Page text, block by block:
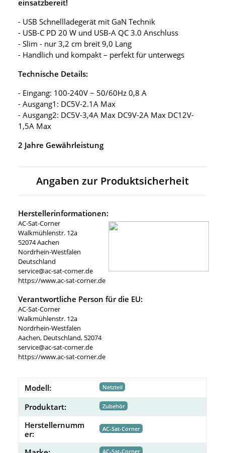
einsatzbereit!
- USB Schnellladegerät mit GaN Technik
- USB-C PD 20 W und USB-A QC 3.0 Anschluss
- Slim - nur 3,2 cm breit 9,0 Lang
- Handlich und kompakt – perfekt für unterwegs
Technische Details:
- Eingang: 100-240V ~ 50/60Hz 0,8 A
- Ausgang1: DC5V-2.1A Max
- Ausgang2: DC5V-3,4A Max DC9V-2A Max DC12V-
1,5A Max
2 Jahre Gewährleistung
Angaben zur Produktsicherheit
Herstellerinformationen:
AC-Sat-Corner
Walkmühlenstr. 12a
52074 Aachen
Nordrhein-Westfalen
Deutschland
service@ac-sat-corner.de
https://www.ac-sat-corner.de
Verantwortliche Person für die EU:
AC-Sat-Corner
Walkmühlenstr. 12a
Nordrhein-Westfalen
Aachen, Deutschland, 52074
service@ac-sat-corner.de
https://www.ac-sat-corner.de
Modell: Netzteil
Produktart: Zubehör
Herstellernumm
er:
AC-Sat-Corner
AC-Sat-Corner